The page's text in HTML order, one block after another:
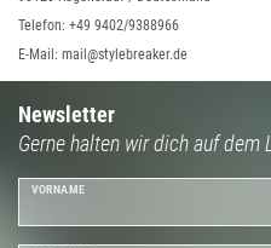
Telefon: +49 9402/9388966
E-Mail: mail@stylebreaker.de
Newsletter
Gerne halten wir dich auf dem
VORNAME